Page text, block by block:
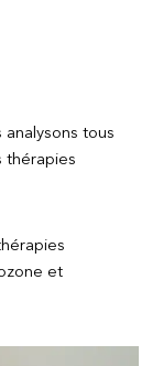
analysons tous
thérapies
et